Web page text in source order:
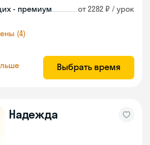
- премиум от 2282 ₽ / урок
(4)
Выбрать время
Надежда